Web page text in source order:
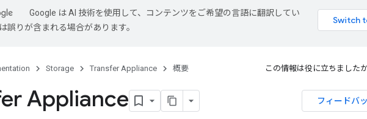
Google は AI 技術を使用して、コンテンツをご希望の言語に翻訳してい
誤りが含まれる場合があります。
Storage Transfer Appliance 概要 この情報は役に立ちました
フィードバ
Appliance